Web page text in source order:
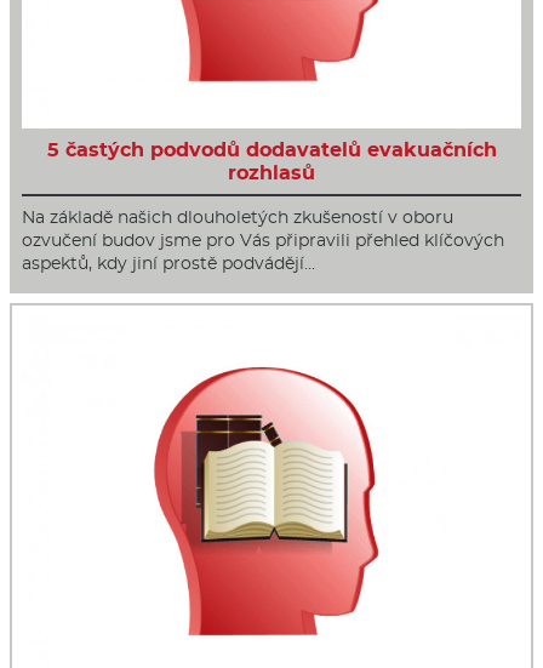
5 častých podvodů dodavatelů evakuačních
rozhlasů
Na základě našich dlouholetých zkušeností v oboru
ozvučení budov jsme pro Vás připravili přehled klíčových
aspektů, kdy jiní prostě podvádějí…